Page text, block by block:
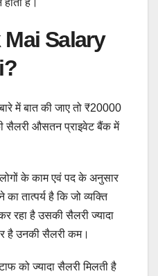
है।
Salary
में बात की जाए तो ₹20000
सैलरी औसतन प्राइवेट बैंक में
के काम एवं पद के अनुसार
तात्पर्य है कि जो व्यक्ति
रहा है उसकी सैलरी ज्यादा
है उनकी सैलरी कम।
को ज्यादा सैलरी मिलती है